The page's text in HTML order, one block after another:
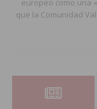
europeo como una
que la Comunidad